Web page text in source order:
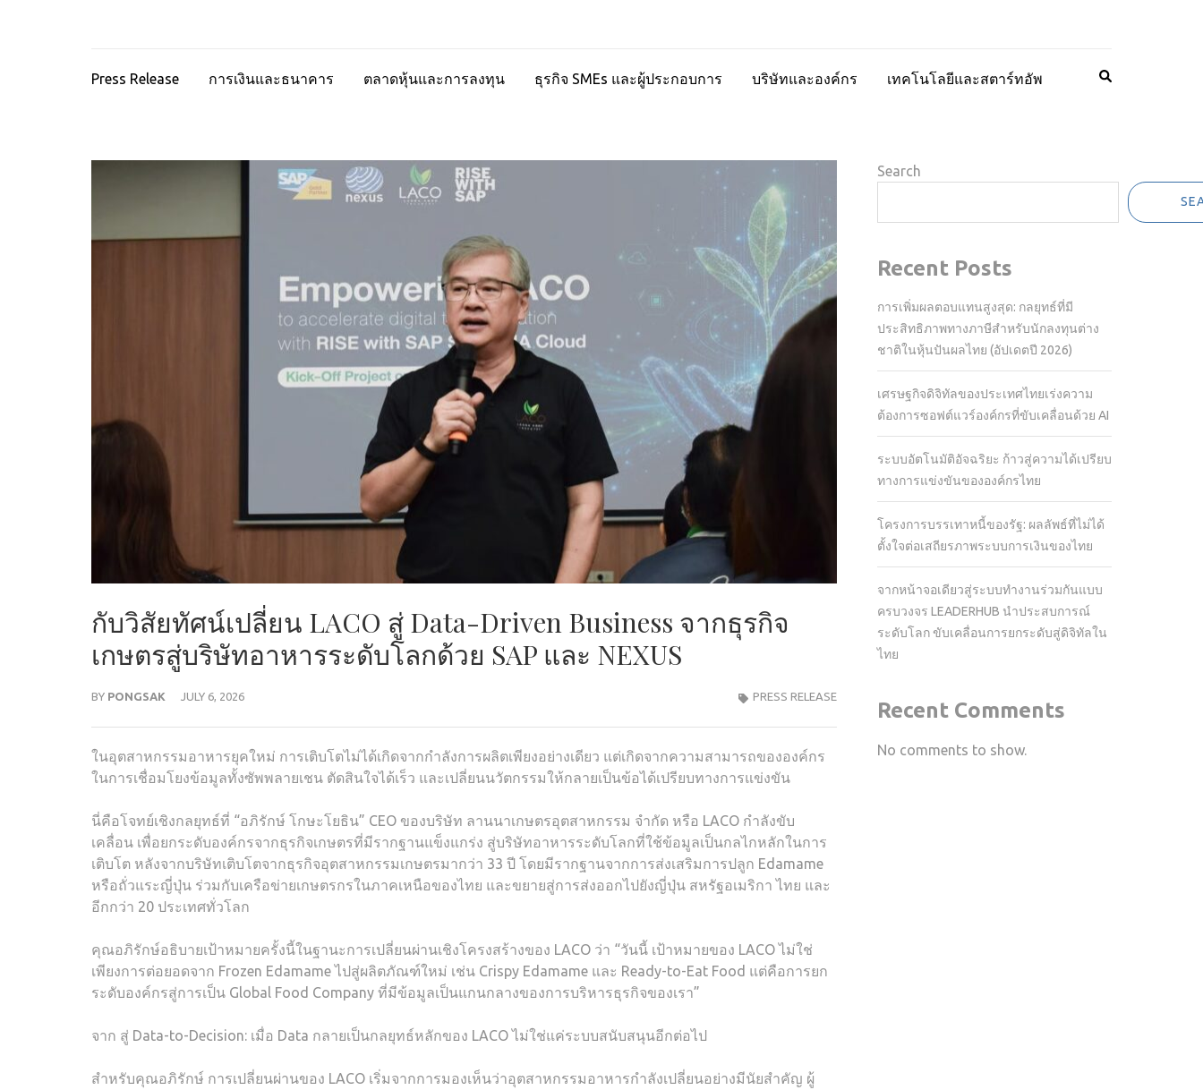
Press Release การเงินและธนาคาร ตลาดหุ้นและการลงทุน ธุรกิจ SMEs และผู้ประกอบการ บริษัทและองค์กร เทคโนโลยีและสตาร์ทอัพ
กับวิสัยทัศน์เปลี่ยน LACO สู่ Data-Driven Business จากธุรกิจ
เกษตรสู่บริษัทอาหารระดับโลกด้วย SAP และ NEXUS
BY PONGSAK JULY 6, 2026 PRESS RELEASE
ในอุตสาหกรรมอาหารยุคใหม่ การเติบโตไม่ได้เกิดจากกำลังการผลิตเพียงอย่างเดียว แต่เกิดจากความสามารถขององค์กร
ในการเชื่อมโยงข้อมูลทั้งซัพพลายเชน ตัดสินใจได้เร็ว และเปลี่ยนนวัตกรรมให้กลายเป็นข้อได้เปรียบทางการแข่งขัน
นี่คือโจทย์เชิงกลยุทธ์ที่ “อภิรักษ์ โกษะโยธิน” CEO ของบริษัท ลานนาเกษตรอุตสาหกรรม จำกัด หรือ LACO กำลังขับ
เคลื่อน เพื่อยกระดับองค์กรจากธุรกิจเกษตรที่มีรากฐานแข็งแกร่ง สู่บริษัทอาหารระดับโลกที่ใช้ข้อมูลเป็นกลไกหลักในการ
เติบโต หลังจากบริษัทเติบโตจากธุรกิจอุตสาหกรรมเกษตรมากว่า 33 ปี โดยมีรากฐานจากการส่งเสริมการปลูก Edamame
หรือถั่วแระญี่ปุ่น ร่วมกับเครือข่ายเกษตรกรในภาคเหนือของไทย และขยายสู่การส่งออกไปยังญี่ปุ่น สหรัฐอเมริกา ไทย และ
อีกกว่า 20 ประเทศทั่วโลก
คุณอภิรักษ์อธิบายเป้าหมายครั้งนี้ในฐานะการเปลี่ยนผ่านเชิงโครงสร้างของ LACO ว่า “วันนี้ เป้าหมายของ LACO ไม่ใช่
เพียงการต่อยอดจาก Frozen Edamame ไปสู่ผลิตภัณฑ์ใหม่ เช่น Crispy Edamame และ Ready-to-Eat Food แต่คือการยก
ระดับองค์กรสู่การเป็น Global Food Company ที่มีข้อมูลเป็นแกนกลางของการบริหารธุรกิจของเรา”
จาก สู่ Data-to-Decision: เมื่อ Data กลายเป็นกลยุทธ์หลักของ LACO ไม่ใช่แค่ระบบสนับสนุนอีกต่อไป
สำหรับคุณอภิรักษ์ การเปลี่ยนผ่านของ LACO เริ่มจากการมองเห็นว่าอุตสาหกรรมอาหารกำลังเปลี่ยนอย่างมีนัยสำคัญ ผู้
Search
Recent Posts
การเพิ่มผลตอบแทนสูงสุด: กลยุทธ์ที่มี
ประสิทธิภาพทางภาษีสำหรับนักลงทุนต่าง
ชาติในหุ้นปันผลไทย (อัปเดตปี 2026)
เศรษฐกิจดิจิทัลของประเทศไทยเร่งความ
ต้องการซอฟต์แวร์องค์กรที่ขับเคลื่อนด้วย AI
ระบบอัตโนมัติอัจฉริยะ ก้าวสู่ความได้เปรียบ
ทางการแข่งขันขององค์กรไทย
โครงการบรรเทาหนี้ของรัฐ: ผลลัพธ์ที่ไม่ได้
ตั้งใจต่อเสถียรภาพระบบการเงินของไทย
จากหน้าจอเดียวสู่ระบบทำงานร่วมกันแบบ
ครบวงจร LEADERHUB นำประสบการณ์
ระดับโลก ขับเคลื่อนการยกระดับสู่ดิจิทัลใน
ไทย
Recent Comments
No comments to show.